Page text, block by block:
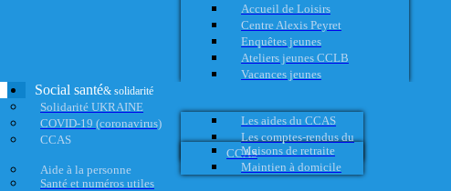
Accueil de Loisirs
Centre Alexis Peyret
Enquêtes jeunes
Ateliers jeunes CCLB
Vacances jeunes
Social santé& solidarité
Solidarité UKRAINE
COVID-19 (coronavirus)
CCAS
Les aides du CCAS
Les comptes-rendus du
CCAS
Aide à la personne
Maisons de retraite
Maintien à domicile
Santé et numéros utiles